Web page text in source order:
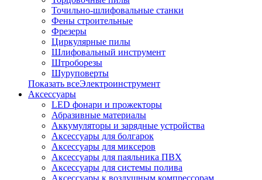
Точильно-шлифовальные станки
Фены строительные
Фрезеры
Циркулярные пилы
Шлифовальный инструмент
Штроборезы
Шуруповерты
Показать всеЭлектроинструмент
Аксессуары
LED фонари и прожекторы
Абразивные материалы
Аккумуляторы и зарядные устройства
Аксессуары для болгарок
Аксессуары для миксеров
Аксессуары для паяльника ПВХ
Аксессуары для системы полива
Аксессуары к воздушным компрессорам